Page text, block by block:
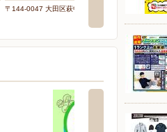
〒144-0047 大田区萩中 1-6-19